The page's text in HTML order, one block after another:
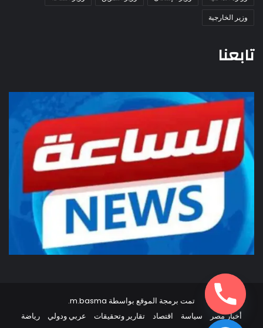
وزير الخارجية
تابعنا
تمت برمجة الموقع بواسطة m.basma
.
أخبار مصر
سياسة اقتصاد تقارير وتحقيقات عربي ودولي رياضة